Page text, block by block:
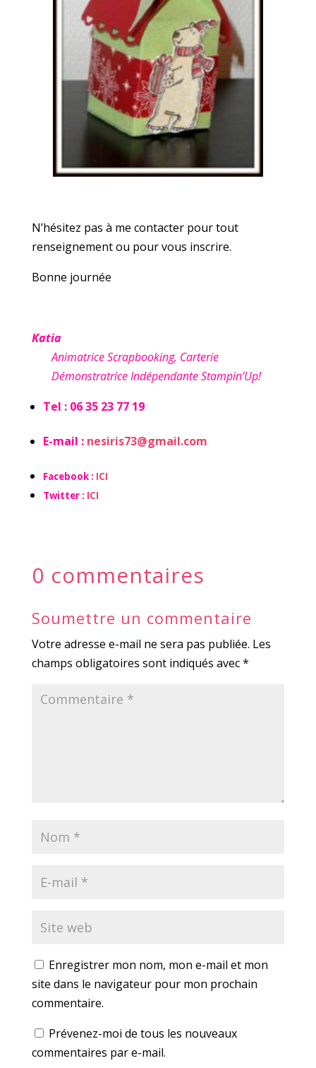
N’hésitez pas à me contacter pour tout
renseignement ou pour vous inscrire.
Bonne journée
Katia
Animatrice Scrapbooking, Carterie
Démonstratrice Indépendante Stampin’Up!
Tel : 06 35 23 77 19
E-mail : nesiris73@gmail.com
Facebook : ICI
Twitter : ICI
0 commentaires
Soumettre un commentaire
Votre adresse e-mail ne sera pas publiée. Les
champs obligatoires sont indiqués avec*
Enregistrer mon nom, mon e-mail et mon
site dans le navigateur pour mon prochain
commentaire.
Prévenez-moi de tous les nouveaux
commentaires par e-mail.